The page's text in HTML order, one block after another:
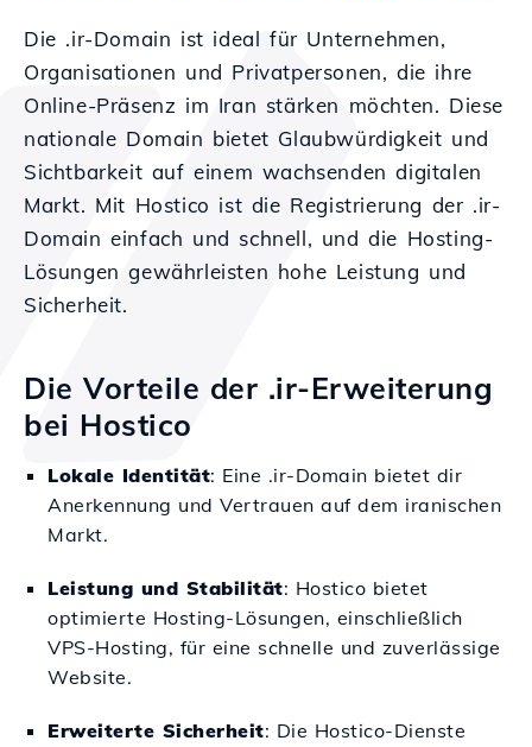
Die .ir-Domain ist ideal für Unternehmen,
Organisationen und Privatpersonen, die ihre
Online-Präsenz im Iran stärken möchten. Diese
nationale Domain bietet Glaubwürdigkeit und
Sichtbarkeit auf einem wachsenden digitalen
Markt. Mit Hostico ist die Registrierung der .ir-
Domain einfach und schnell, und die Hosting-
Lösungen gewährleisten hohe Leistung und
Sicherheit.
Die Vorteile der .ir-Erweiterung
bei Hostico
Lokale Identität: Eine .ir-Domain bietet dir
Anerkennung und Vertrauen auf dem iranischen
Markt.
Leistung und Stabilität: Hostico bietet
optimierte Hosting-Lösungen, einschließlich
VPS-Hosting, für eine schnelle und zuverlässige
Website.
Erweiterte Sicherheit: Die Hostico-Dienste